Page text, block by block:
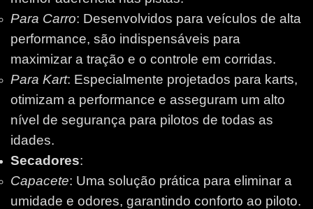
Para Carro: Desenvolvidos para veículos de alta
performance, são indispensáveis para
maximizar a tração e o controle em corridas.
Para Kart: Especialmente projetados para karts,
otimizam a performance e asseguram um alto
nível de segurança para pilotos de todas as
idades.
Secadores:
Capacete: Uma solução prática para eliminar a
umidade e odores, garantindo conforto ao piloto.